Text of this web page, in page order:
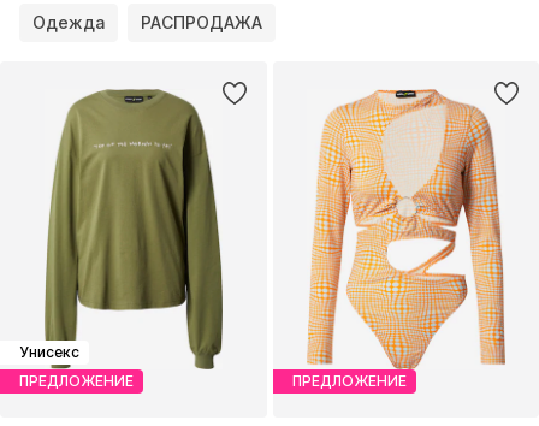
Одежда РАСПРОДАЖА
Унисекс
ПРЕДЛОЖЕНИЕ
ПРЕДЛОЖЕНИЕ